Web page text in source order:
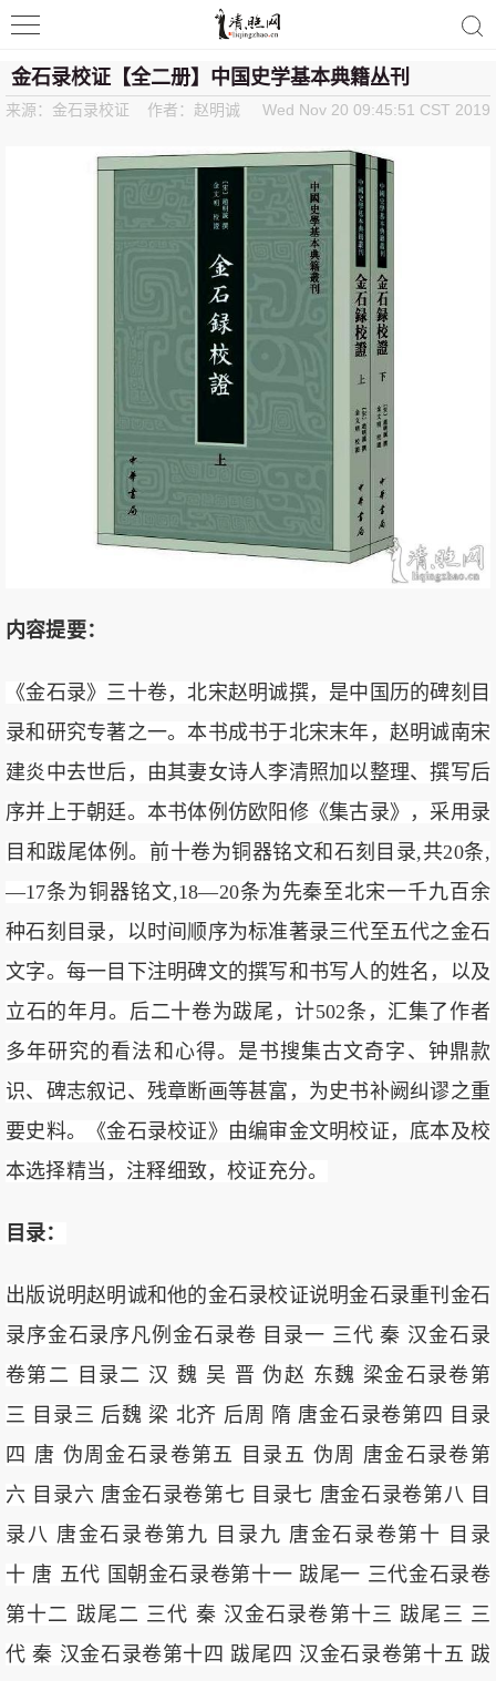
清照词咖
金石录校证【全二册】中国史学基本典籍丛刊
来源：金石录校证 作者：赵明诚 Wed Nov 20 09:45:51 CST 2019
内容提要：
《金石录》三十卷，北宋赵明诚撰，是中国历的碑刻目
录和研究专著之一。本书成书于北宋末年，赵明诚南宋
建炎中去世后，由其妻女诗人李清照加以整理、撰写后
序并上于朝廷。本书体例仿欧阳修《集古录》，采用录
目和跋尾体例。前十卷为铜器铭文和石刻目录,共20条,
—17条为铜器铭文,18—20条为先秦至北宋一千九百余
种石刻目录，以时间顺序为标准著录三代至五代之金石
文字。每一目下注明碑文的撰写和书写人的姓名，以及
立石的年月。后二十卷为跋尾，计502条，汇集了作者
多年研究的看法和心得。是书搜集古文奇字、钟鼎款
识、碑志叙记、残章断画等甚富，为史书补阙纠谬之重
要史料。《金石录校证》由编审金文明校证，底本及校
本选择精当，注释细致，校证充分。
目录：
出版说明赵明诚和他的金石录校证说明金石录重刊金石
录序金石录序凡例金石录卷 目录一 三代 秦 汉金石录
卷第二 目录二 汉 魏 吴 晋 伪赵 东魏 梁金石录卷第
三 目录三 后魏 梁 北齐 后周 隋 唐金石录卷第四 目录
四 唐 伪周金石录卷第五 目录五 伪周 唐金石录卷第
六 目录六 唐金石录卷第七 目录七 唐金石录卷第八 目
录八 唐金石录卷第九 目录九 唐金石录卷第十 目录
十 唐 五代 国朝金石录卷第十一 跋尾一 三代金石录卷
第十二 跋尾二 三代 秦 汉金石录卷第十三 跋尾三 三
代 秦 汉金石录卷第十四 跋尾四 汉金石录卷第十五 跋